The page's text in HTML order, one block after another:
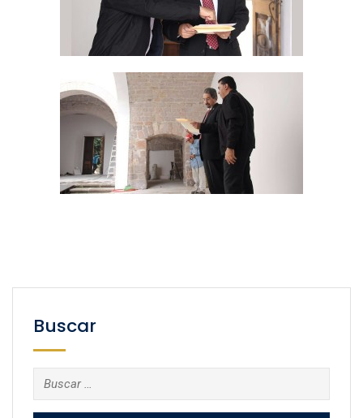
Buscar
Buscar: